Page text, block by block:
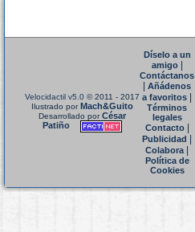
Velocidactil v5.0 © 2011 - 2017
Ilustrado porMach&Guito
Desarrollado porCésar
Patiño
Díselo a un
amigo|
Contáctanos
Añádenos
a favoritos
Términos
legales
Contacto|
Publicidad
Colabora|
Política de
Cookies